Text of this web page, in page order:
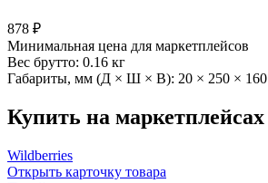
878 ₽
Минимальная цена для маркетплейсов
Вес брутто: 0.16 кг
Габариты, мм (Д × Ш × В): 20 × 250 × 160
Купить на маркетплейсах
Wildberries
Открыть карточку товара